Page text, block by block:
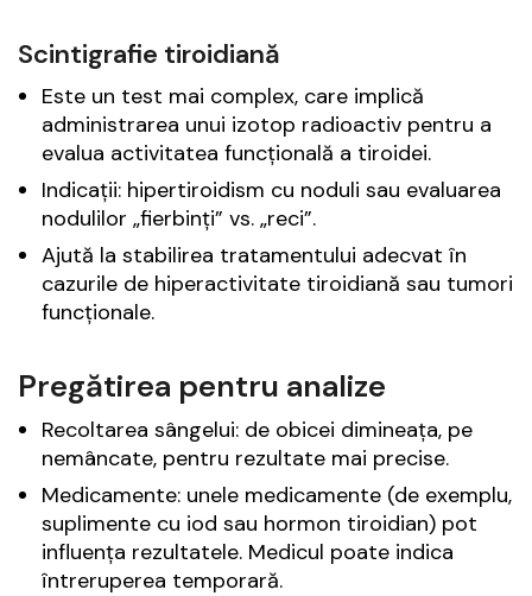
Scintigrafie tiroidiană
Este un test mai complex, care implică
administrarea unui izotop radioactiv pentru a
evalua activitatea funcțională a tiroidei.
Indicații: hipertiroidism cu noduli sau evaluarea
nodulilor „fierbinți” vs. „reci”.
Ajută la stabilirea tratamentului adecvat în
cazurile de hiperactivitate tiroidiană sau tumori
funcționale.
Pregătirea pentru analize
Recoltarea sângelui: de obicei dimineața, pe
nemâncate, pentru rezultate mai precise.
Medicamente: unele medicamente (de exemplu,
suplimente cu iod sau hormon tiroidian) pot
influența rezultatele. Medicul poate indica
întreruperea temporară.